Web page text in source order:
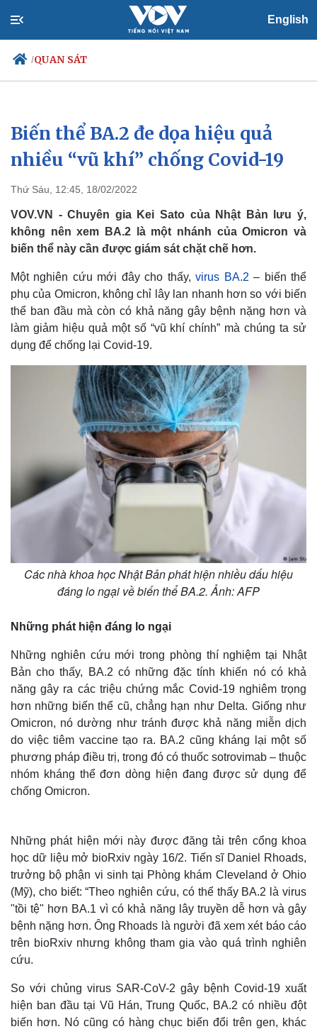
English
/QUAN SÁT
Chính trị
Đảng
Tổ chức nhân sự
Nhận diện sự thật
Xã hội
Tin 24h
Dự báo thời tiết
Việc làm
Biển đảo
Cuộc sống đó đây
Hồ sơ
Ảnh
E-Magazine
Infographic
Biến thể BA.2 đe dọa hiệu quả
nhiều “vũ khí” chống Covid-19
Thứ Sáu, 12:45, 18/02/2022
VOV.VN - Chuyên gia Kei Sato của Nhật Bản lưu ý,
không nên xem BA.2 là một nhánh của Omicron và
biến thể này cần được giám sát chặt chẽ hơn.
Một nghiên cứu mới đây cho thấy,virus BA.2 – biến thể
phụ của Omicron, không chỉ lây lan nhanh hơn so với biến
thể ban đầu mà còn có khả năng gây bệnh nặng hơn và
làm giảm hiệu quả một số “vũ khí chính” mà chúng ta sử
dụng để chống lại Covid-19.
Các nhà khoa học Nhật Bản phát hiện nhiều dấu hiệu
đáng lo ngại về biến thể BA.2. Ảnh: AFP
Những phát hiện đáng lo ngại
Những nghiên cứu mới trong phòng thí nghiệm tại Nhật
Bản cho thấy, BA.2 có những đặc tính khiến nó có khả
năng gây ra các triệu chứng mắc Covid-19 nghiêm trọng
hơn những biến thể cũ, chẳng hạn như Delta. Giống như
Omicron, nó dường như tránh được khả năng miễn dịch
do việc tiêm vaccine tạo ra. BA.2 cũng kháng lại một số
phương pháp điều trị, trong đó có thuốc sotrovimab – thuộc
nhóm kháng thể đơn dòng hiện đang được sử dụng để
chống Omicron.
Những phát hiện mới này được đăng tải trên cổng khoa
học dữ liệu mở bioRxiv ngày 16/2. Tiến sĩ Daniel Rhoads,
trưởng bộ phận vi sinh tại Phòng khám Cleveland ở Ohio
(Mỹ), cho biết: “Theo nghiên cứu, có thể thấy BA.2 là virus
"tồi tệ" hơn BA.1 vì có khả năng lây truyền dễ hơn và gây
bệnh nặng hơn. Ông Rhoads là người đã xem xét báo cáo
trên bioRxiv nhưng không tham gia vào quá trình nghiên
cứu.
So với chủng virus SAR-CoV-2 gây bệnh Covid-19 xuất
hiện ban đầu tại Vũ Hán, Trung Quốc, BA.2 có nhiều đột
biến hơn. Nó cũng có hàng chục biến đổi trên gen, khác